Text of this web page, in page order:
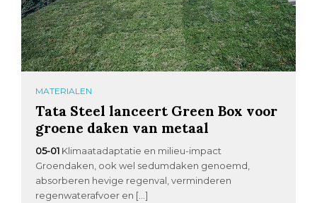
MATERIALEN
Tata Steel lanceert Green Box voor
groene daken van metaal
05-01 Klimaatadaptatie en milieu-impact
Groendaken, ook wel sedumdaken genoemd,
absorberen hevige regenval, verminderen
regenwaterafvoer en […]